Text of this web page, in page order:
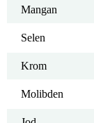
Mangan
Selen
Krom
Molibden